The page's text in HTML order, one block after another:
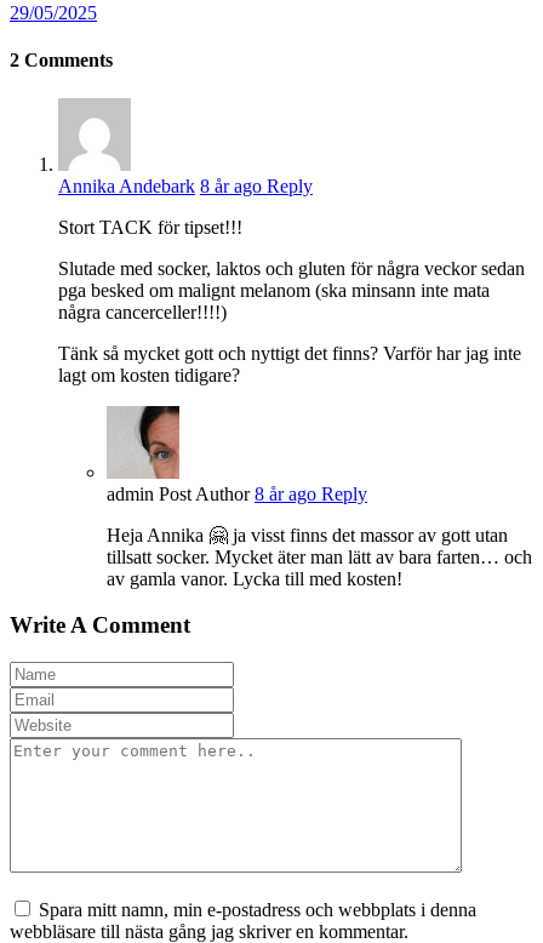
29/05/2025
2 Comments
Annika Andebark 8 år ago Reply
Stort TACK för tipset!!!
Slutade med socker, laktos och gluten för några veckor sedan
pga besked om malignt melanom (ska minsann inte mata
några cancerceller!!!!)
Tänk så mycket gott och nyttigt det finns? Varför har jag inte
lagt om kosten tidigare?
admin Post Author 8 år ago Reply
Heja Annika 🤗 ja visst finns det massor av gott utan
tillsatt socker. Mycket äter man lätt av bara farten… och
av gamla vanor. Lycka till med kosten!
Write A Comment
Spara mitt namn, min e-postadress och webbplats i denna
webbläsare till nästa gång jag skriver en kommentar.